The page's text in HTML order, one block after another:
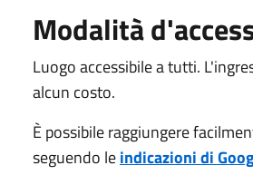
Modalità
Luogo accessibile a tutti.
alcun costo.
È possibile raggiungere
seguendo leindicazioni di